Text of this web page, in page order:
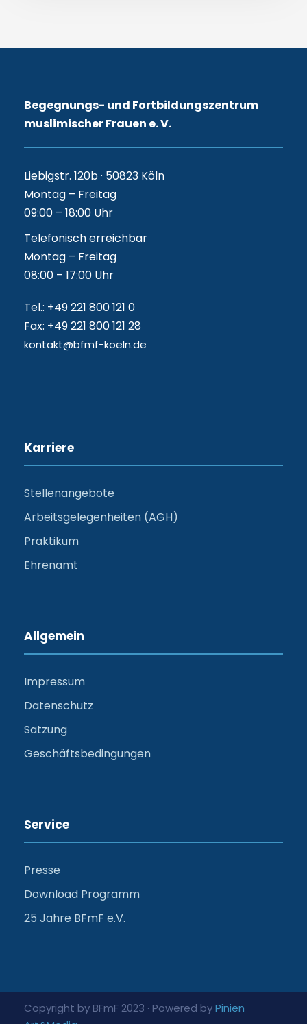
Begegnungs- und Fortbildungszentrum
muslimischer Frauen e. V.
Liebigstr. 120b · 50823 Köln
Montag – Freitag
09:00 – 18:00 Uhr
Telefonisch erreichbar
Montag – Freitag
08:00 – 17:00 Uhr
Tel.: +49 221 800 121 0
Fax: +49 221 800 121 28
kontakt@bfmf-koeln.de
Karriere
Stellenangebote
Arbeitsgelegenheiten (AGH)
Praktikum
Ehrenamt
Allgemein
Impressum
Datenschutz
Satzung
Geschäftsbedingungen
Service
Presse
Download Programm
25 Jahre BFmF e.V.
Copyright by BFmF 2023 · Powered byPinien